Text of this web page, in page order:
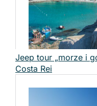
Jeep tour „morze i
Costa Rei